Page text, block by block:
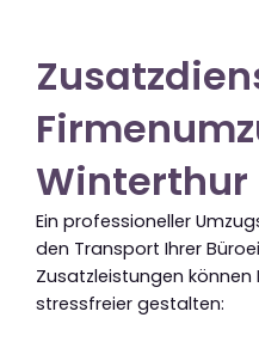
Winterthur
Ein professioneller
den Transport Ihrer
Zusatzleistungen können
stressfreier gestalten: